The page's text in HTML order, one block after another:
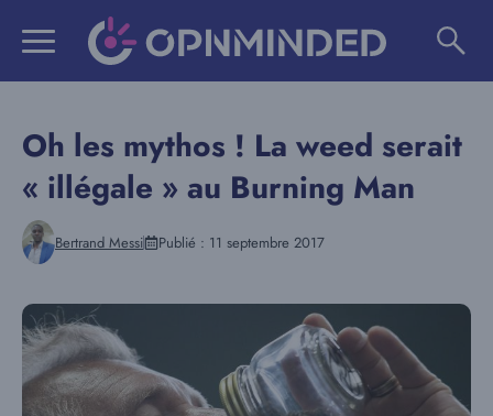
Oh les mythos ! La weed serait
« illégale » au Burning Man
Bertrand Messi Publié : 11 septembre 2017